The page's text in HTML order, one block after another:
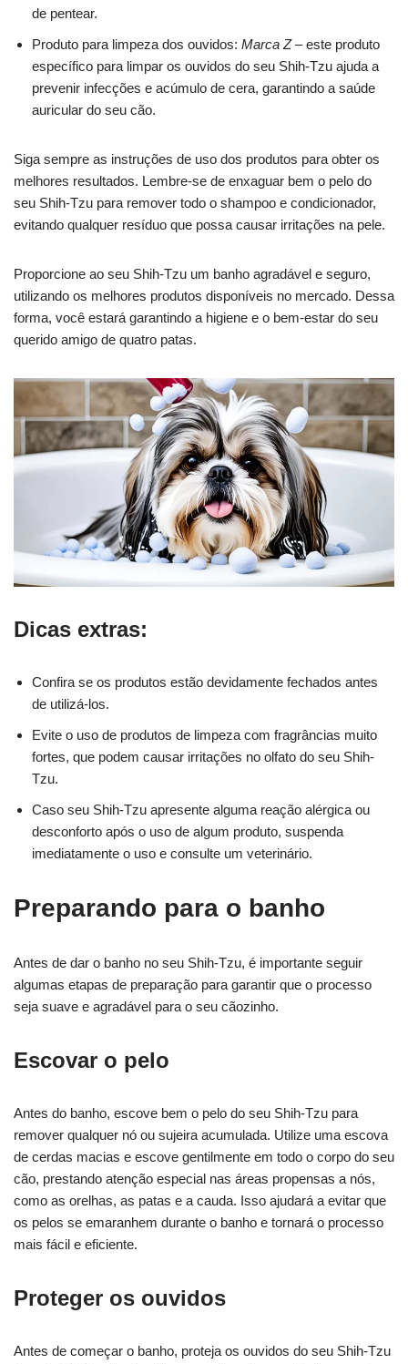
de pentear.
Produto para limpeza dos ouvidos: Marca Z– este produto
específico para limpar os ouvidos do seu Shih-Tzu ajuda a
prevenir infecções e acúmulo de cera, garantindo a saúde
auricular do seu cão.
Siga sempre as instruções de uso dos produtos para obter os
melhores resultados. Lembre-se de enxaguar bem o pelo do
seu Shih-Tzu para remover todo o shampoo e condicionador,
evitando qualquer resíduo que possa causar irritações na pele.
Proporcione ao seu Shih-Tzu um banho agradável e seguro,
utilizando os melhores produtos disponíveis no mercado. Dessa
forma, você estará garantindo a higiene e o bem-estar do seu
querido amigo de quatro patas.
Dicas extras:
Confira se os produtos estão devidamente fechados antes
de utilizá-los.
Evite o uso de produtos de limpeza com fragrâncias muito
fortes, que podem causar irritações no olfato do seu Shih-
Tzu.
Caso seu Shih-Tzu apresente alguma reação alérgica ou
desconforto após o uso de algum produto, suspenda
imediatamente o uso e consulte um veterinário.
Preparando para o banho
Antes de dar o banho no seu Shih-Tzu, é importante seguir
algumas etapas de preparação para garantir que o processo
seja suave e agradável para o seu cãozinho.
Escovar o pelo
Antes do banho, escove bem o pelo do seu Shih-Tzu para
remover qualquer nó ou sujeira acumulada. Utilize uma escova
de cerdas macias e escove gentilmente em todo o corpo do seu
cão, prestando atenção especial nas áreas propensas a nós,
como as orelhas, as patas e a cauda. Isso ajudará a evitar que
os pelos se emaranhem durante o banho e tornará o processo
mais fácil e eficiente.
Proteger os ouvidos
Antes de começar o banho, proteja os ouvidos do seu Shih-Tzu